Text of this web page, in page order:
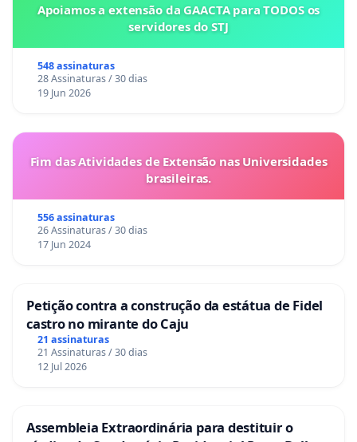
Apoiamos a extensão da GAACTA para TODOS os
servidores do STJ
548 assinaturas
28 Assinaturas / 30 dias
19 Jun 2026
Fim das Atividades de Extensão nas Universidades
brasileiras.
556 assinaturas
26 Assinaturas / 30 dias
17 Jun 2024
Petição contra a construção da estátua de Fidel
castro no mirante do Caju
21 assinaturas
21 Assinaturas / 30 dias
12 Jul 2026
Assembleia Extraordinária para destituir o